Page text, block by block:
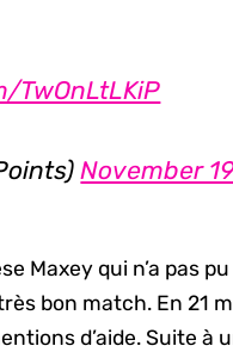
TwOnLtLKiP
November
Maxey qui n’a pas
bon match. En 21
d’aide. Suite à